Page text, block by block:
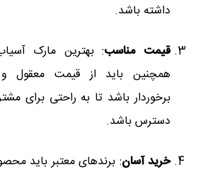
داشته باشد.
قیمت مناسب: بهترین مارک
همچنین باید از قیمت معقول
برخوردار باشد تا به راحتی برای
دسترس باشد.
خرید آسان: برندهای معتبر باید